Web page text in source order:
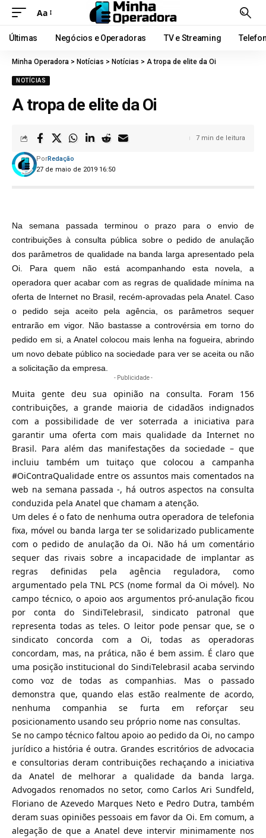
Aa
Últimas Negócios e Operadoras TV e Streaming
Minha Operadora > Notícias > Notícias > A tropa de elite da Oi
NOTÍCIAS
A tropa de elite da Oi
27 de maio de 2019 16:50
PorRedação
7 min de leitura
Na semana passada terminou o prazo para o envio de
contribuições à consulta pública sobre o pedido de anulação
dos parâmetros de qualidade na banda larga apresentado pela
Oi. Para quem não está acompanhando esta novela, a
operadora quer acabar com as regras de qualidade mínima na
oferta de Internet no Brasil, recém-aprovadas pela Anatel. Caso
o pedido seja aceito pela agência, os parâmetros sequer
entrarão em vigor. Não bastasse a controvérsia em torno do
pedido em si, a Anatel colocou mais lenha na fogueira, abrindo
um novo debate público na sociedade para ver se aceita ou não
a solicitação da empresa.
- Publicidade -
Muita gente deu sua opinião na consulta. Foram 156
contribuições, a grande maioria de cidadãos indignados
com a possibilidade de ver soterrada a iniciativa para
garantir uma oferta com mais qualidade da Internet no
Brasil. Para além das manifestações da sociedade – que
incluiu também um tuitaço que colocou a campanha
#OiContraQualidade entre os assuntos mais comentados na
web na semana passada -, há outros aspectos na consulta
conduzida pela Anatel que chamam a atenção.
Um deles é o fato de nenhuma outra operadora de telefonia
fixa, móvel ou banda larga ter se solidarizado publicamente
com o pedido de anulação da Oi. Não há um comentário
sequer das rivais sobre a incapacidade de implantar as
regras definidas pela agência reguladora, como
argumentado pela TNL PCS (nome formal da Oi móvel). No
campo técnico, o apoio aos argumentos pró-anulação ficou
por conta do SindiTelebrasil, sindicato patronal que
representa todas as teles. O leitor pode pensar que, se o
sindicato concorda com a Oi, todas as operadoras
concordam, mas, na prática, não é bem assim. É claro que
uma posição institucional do SindiTelebrasil acaba servindo
como voz de todas as companhias. Mas o passado
demonstra que, quando elas estão realmente de acordo,
nenhuma companhia se furta em reforçar seu
posicionamento usando seu próprio nome nas consultas.
Se no campo técnico faltou apoio ao pedido da Oi, no campo
jurídico a história é outra. Grandes escritórios de advocacia
e consultorias deram contribuições rechaçando a iniciativa
da Anatel de melhorar a qualidade da banda larga.
Advogados renomados no setor, como Carlos Ari Sundfeld,
Floriano de Azevedo Marques Neto e Pedro Dutra, também
deram suas opiniões pessoais em favor da Oi. Em comum, a
alegação de que a Anatel deve intervir minimamente nos